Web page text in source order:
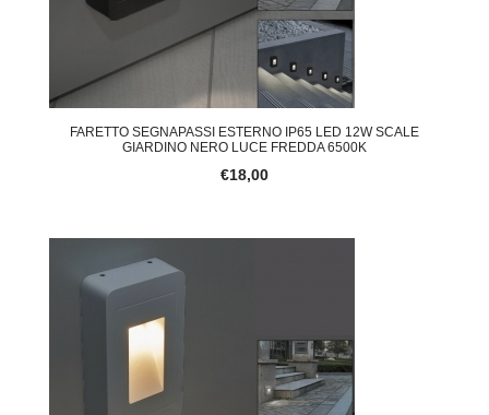
FARETTO SEGNAPASSI ESTERNO IP65 LED 12W SCALE
GIARDINO NERO LUCE FREDDA 6500K
€18,00